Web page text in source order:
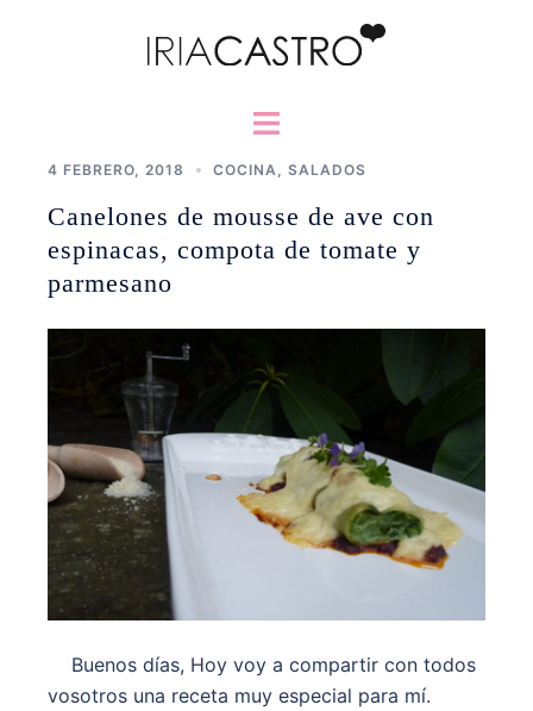
Alternar
4 FEBRERO, 2018 COCINA SALADOS
Canelones de mousse de ave con
espinacas, compota de tomate y
parmesano
Buenos días, Hoy voy a compartir con todos
vosotros una receta muy especial para mí.